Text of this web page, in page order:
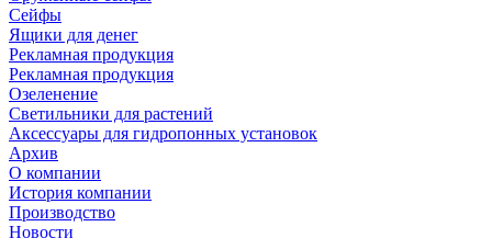
Сейфы
Ящики для денег
Рекламная продукция
Рекламная продукция
Озеленение
Светильники для растений
Аксессуары для гидропонных установок
Архив
О компании
История компании
Производство
Новости